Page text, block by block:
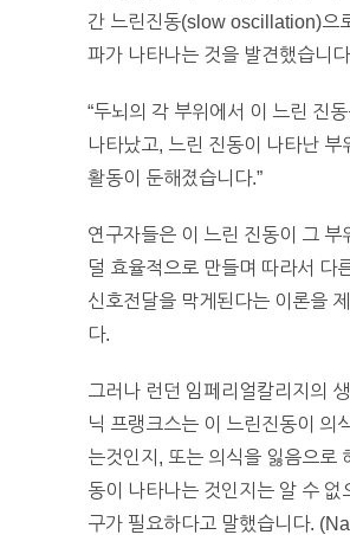
간 느린진동(slow oscillation)으
파가 나타나는 것을 발견했습니
“두뇌의 각 부위에서 이 느린 진동
나타났고, 느린 진동이 나타난 부
활동이 둔해졌습니다.”
연구자들은 이 느린 진동이 그 부
덜 효율적으로 만들며 따라서 다
신호전달을 막게된다는 이론을
다.
그러나 런던 임페리얼칼리지의
닉 프랭크스는 이 느린진동이 의
는것인지, 또는 의식을 잃음으로
동이 나타나는 것인지는 알 수 없
구가 필요하다고 말했습니다.